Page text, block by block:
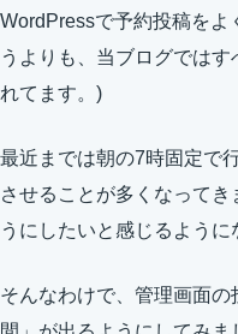
WordPressで予約投稿をよ
うよりも、当ブログでは
れてます。)
最近までは朝の7時固定で
させることが多くなって
うにしたいと感じるように
そんなわけで、管理画面